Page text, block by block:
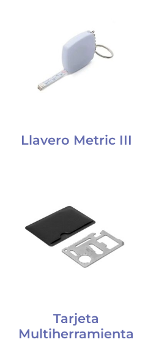
Llavero Metric III
Tarjeta
Multiherramienta